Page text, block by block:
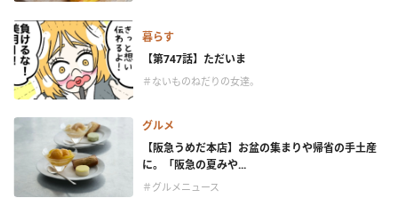
暮らす
【第747話】ただいま
＃ないものねだりの女達。
グルメ
【阪急うめだ本店】お盆の集まりや帰省の手土産
に。「阪急の夏みや...
＃グルメニュース